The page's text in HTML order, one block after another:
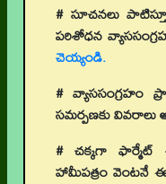
# సూచనలు
పరిశోధన
చెయ్యండి.
# వ్యాససంగ్రహం
సమర్పణకు
# చక్కగా ఫార్మేట్
హామీపత్రం